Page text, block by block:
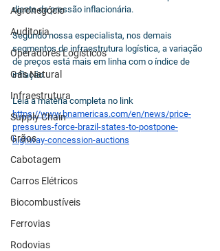
Agronegócio
Auditoria
Operadores Logísticos
Gás Natural
Infraestrutura
Supply Chain
Grãos
Cabotagem
Carros Elétricos
Biocombustíveis
Ferrovias
Rodovias
diante da pressão inflacionária.
Segundo nossa especialista, nos demais
segmentos de infraestrutura logística, a variação
de preços está mais em linha com o índice de
inflação.
Leia a matéria completa no link
https://www.bnamericas.com/en/news/price-
pressures-force-brazil-states-to-postpone-
highway-concession-auctions